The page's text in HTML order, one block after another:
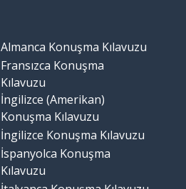
Almanca Konuşma Kılavuzu
Fransızca Konuşma
Kılavuzu
İngilizce (Amerikan)
Konuşma Kılavuzu
İngilizce Konuşma Kılavuzu
İspanyolca Konuşma
Kılavuzu